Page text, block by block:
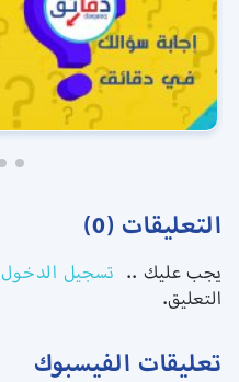
التعليقات (0)
يجب عليك .. تسجيل الدخول
التعليق.
تعليقات الفيسبوك